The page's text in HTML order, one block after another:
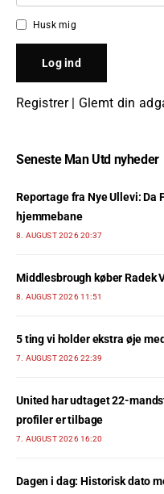
Husk mig
Registrer| Glemt din
Seneste Man Utd nyheder
Reportage fra Nye Ullevi: Da
hjemmebane
8. AUGUST 2026 20:37
Middlesbrough køber Radek
8. AUGUST 2026 11:51
5 ting vi holder ekstra øje
7. AUGUST 2026 22:39
United har udtaget 22-
profiler er tilbage
7. AUGUST 2026 16:20
Dagen i dag: Historisk dato